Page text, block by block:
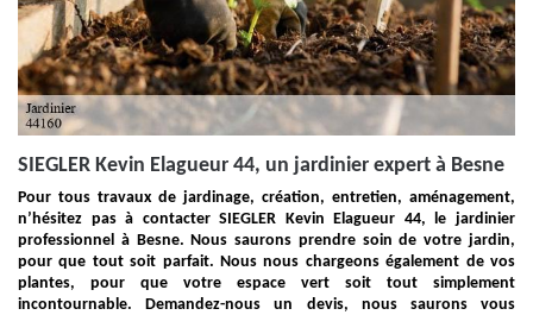
SIEGLER Kevin Elagueur 44, un jardinier expert à Besne
Pour tous travaux de jardinage, création, entretien, aménagement,
n’hésitez pas à contacter SIEGLER Kevin Elagueur 44, le jardinier
professionnel à Besne. Nous saurons prendre soin de votre jardin,
pour que tout soit parfait. Nous nous chargeons également de vos
plantes, pour que votre espace vert soit tout simplement
incontournable. Demandez-nous un devis, nous saurons vous